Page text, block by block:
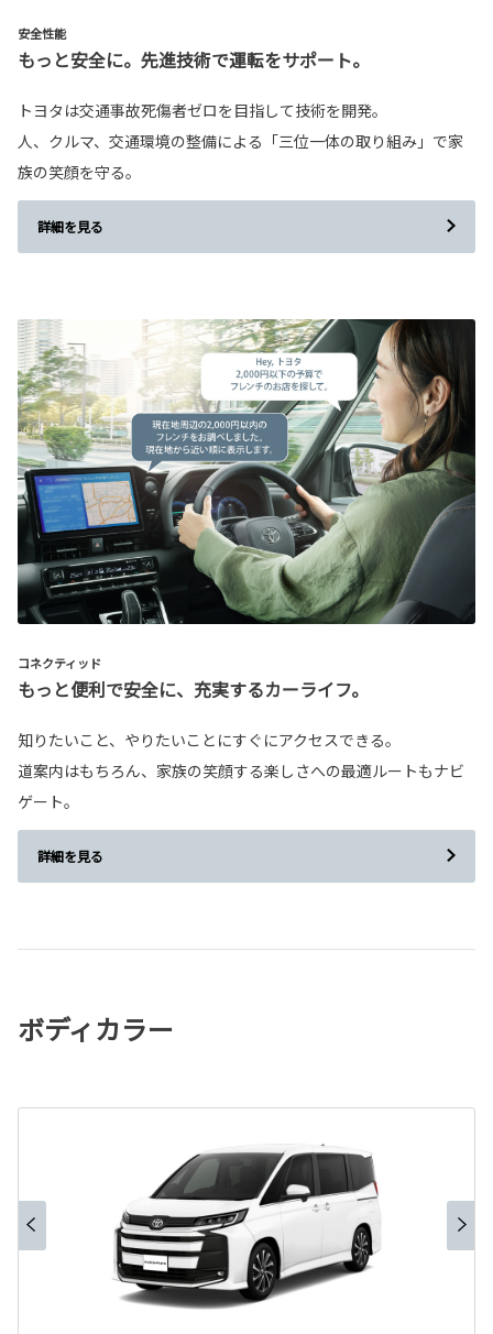
安全性能
もっと安全に。先進技術で運転をサポート。
トヨタは交通事故死傷者ゼロを目指して技術を開発。
人、クルマ、交通環境の整備による「三位一体の取り組み」で家
族の笑顔を守る。
詳細を見る
コネクティッド
もっと便利で安全に、充実するカーライフ。
知りたいこと、やりたいことにすぐにアクセスできる。
道案内はもちろん、家族の笑顔する楽しさへの最適ルートもナビ
ゲート。
詳細を見る
ボディカラー